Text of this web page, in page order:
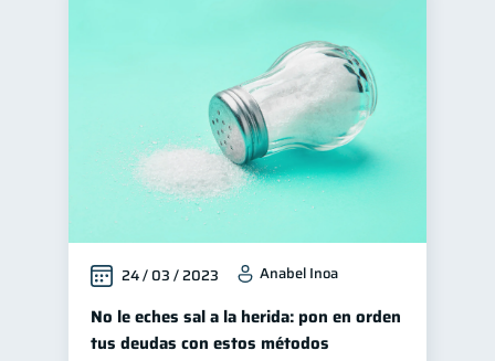
Educación financiera
Finanzas para jóvenes 30
Control de deudas 30
Finanzas familiares
Inclusión financiera 22
Bienestar financiero 22
Finanzas para mujeres 20
Salud financiera 12
24 / 03 / 2023 Anabel Inoa
No le eches sal a la herida: pon en orden
tus deudas con estos métodos